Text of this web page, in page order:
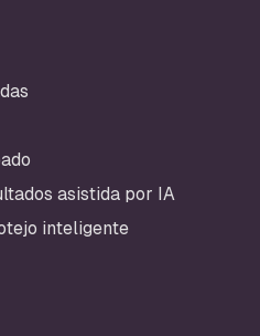
asistida por IA
inteligente